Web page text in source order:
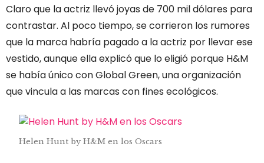
Claro que la actriz llevó joyas de 700 mil dólares para
contrastar. Al poco tiempo, se corrieron los rumores
que la marca habría pagado a la actriz por llevar ese
vestido, aunque ella explicó que lo eligió porque H&M
se había único con Global Green, una organización
que vincula a las marcas con fines ecológicos.
Helen Hunt by H&M en los Oscars